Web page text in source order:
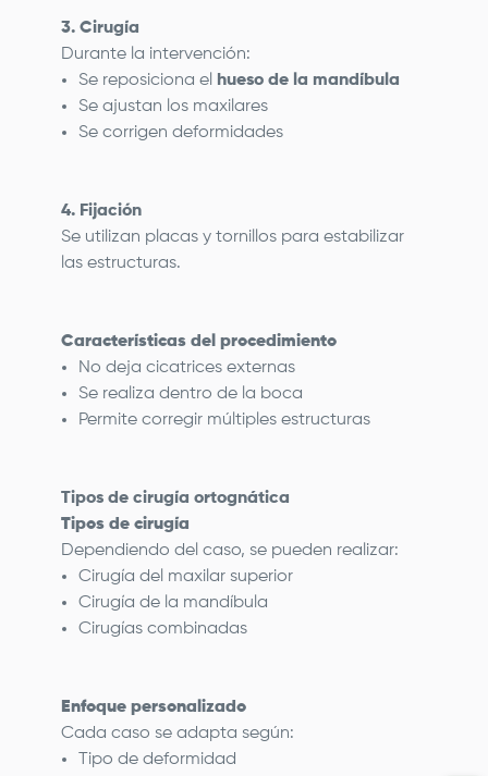
3. Cirugía
Durante la intervención:
Se reposiciona el
hueso de la mandíbula
Se ajustan los maxilares
Se corrigen deformidades
4. Fijación
Se utilizan placas y tornillos para estabilizar
las estructuras.
Características del procedimiento
No deja cicatrices externas
Se realiza dentro de la boca
Permite corregir múltiples estructuras
Tipos de cirugía ortognática
Tipos de cirugía
Dependiendo del caso, se pueden realizar:
Cirugía del maxilar superior
Cirugía de la mandíbula
Cirugías combinadas
Enfoque personalizado
Cada caso se adapta según:
Tipo de deformidad